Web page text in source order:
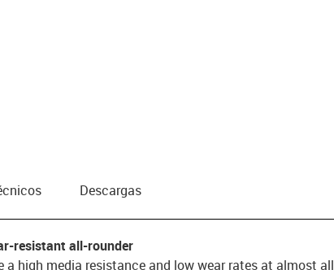
Descargas
resistant all-rounder
high media resistance and low wear rates at almost all